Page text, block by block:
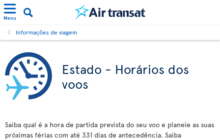
Menu
Informações de viagem
Estado - Horários dos
voos
Saiba qual é a hora de partida prevista do seu voo e planeie as suas
próximas férias com até 331 dias de antecedência. Saiba